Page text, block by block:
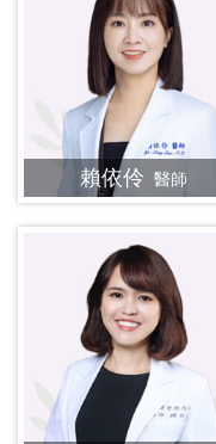
賴依伶 醫師